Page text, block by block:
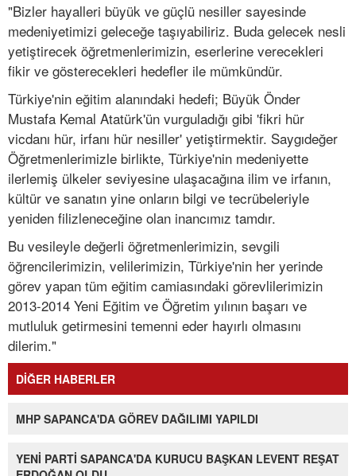
"Bizler hayalleri büyük ve güçlü nesiller sayesinde
medeniyetimizi geleceğe taşıyabiliriz. Buda gelecek nesli
yetiştirecek öğretmenlerimizin, eserlerine verecekleri
fikir ve gösterecekleri hedefler ile mümkündür.
Türkiye'nin eğitim alanındaki hedefi; Büyük Önder
Mustafa Kemal Atatürk'ün vurguladığı gibi 'fikri hür
vicdanı hür, irfanı hür nesiller' yetiştirmektir. Saygıdeğer
Öğretmenlerimizle birlikte, Türkiye'nin medeniyette
ilerlemiş ülkeler seviyesine ulaşacağına ilim ve irfanın,
kültür ve sanatın yine onların bilgi ve tecrübeleriyle
yeniden filizleneceğine olan inancımız tamdır.
Bu vesileyle değerli öğretmenlerimizin, sevgili
öğrencilerimizin, velilerimizin, Türkiye'nin her yerinde
görev yapan tüm eğitim camiasındaki görevlilerimizin
2013-2014 Yeni Eğitim ve Öğretim yılının başarı ve
mutluluk getirmesini temenni eder hayırlı olmasını
dilerim."
DİĞER HABERLER
MHP SAPANCA'DA GÖREV DAĞILIMI YAPILDI
YENİ PARTİ SAPANCA'DA KURUCU BAŞKAN LEVENT REŞAT